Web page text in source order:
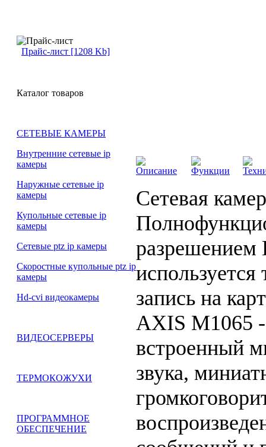
Прайс-лист [1208 Kb]
Каталог товаров
СЕТЕВЫЕ КАМЕРЫ
Внутренние сетевые ip
камеры
Наружные сетевые ip
камеры
Купольные сетевые ip
камеры
Сетевые ptz ip камеры
Скоростные купольные ptz ip
камеры
Hd-cvi видеокамеры
ВИДЕОСЕРВЕРЫ
ТЕРМОКОЖУХИ
ПРОГРАММНОЕ
ОБЕСПЕЧЕНИЕ
Описание Функции
Сетевая
разрешением
запись на
AXIS M1065
встроенный
звука,